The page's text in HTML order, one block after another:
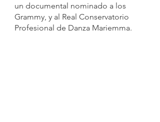
un documental nominado a los
Grammy, y al Real Conservatorio
Profesional de Danza Mariemma.